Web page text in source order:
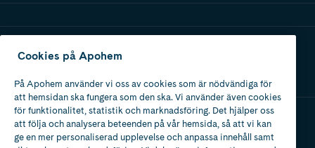
Apotek med tillstånd
av Läkemedelsverket
Cookies på Apohem
På Apohem använder vi oss av cookies som är nödvändiga för
att hemsidan ska fungera som den ska. Vi använder även cookies
för funktionalitet, statistik och marknadsföring. Det hjälper oss
att följa och analysera beteenden på vår hemsida, så att vi kan
ge en mer personaliserad upplevelse och anpassa innehåll samt